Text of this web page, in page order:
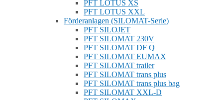
PFT LOTUS XS
PFT LOTUS XXL
Förderanlagen (SILOMAT-Serie)
PFT SILOJET
PFT SILOMAT 230V
PFT SILOMAT DF Q
PFT SILOMAT EUMAX
PFT SILOMAT trailer
PFT SILOMAT trans plus
PFT SILOMAT trans plus bag
PFT SILOMAT XXL-D